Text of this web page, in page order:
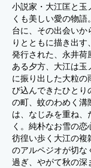
小説家・大江匡と玉
くも美しい愛の物
台に、その出会い
りとともに描き出
発行された、永井
ある夕方、大江は玉
に振り出した大粒
び込んできたひとり
の町、蚊のわめく溝
は、なじみを重ね、
く。純朴なお雪の
彷徨い歩く大江の複
のアルペジオが切な
過ぎ、やがて秋の深